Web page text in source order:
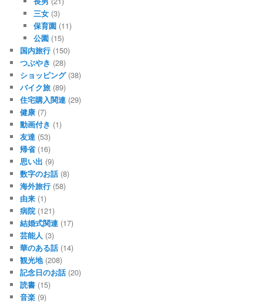
三女(3)
保育園(11)
公園(15)
国内旅行 (150)
つぶやき (28)
ショッピング(38)
バイク旅 (89)
住宅購入関連 (29)
健康 (7)
動画付き (1)
友達 (53)
帰省(16)
思い出 (9)
数字のお話 (8)
海外旅行 (58)
由来 (1)
病院 (121)
結婚式関連 (17)
芸能人 (3)
華のある話 (14)
観光地(208)
記念日のお話 (20)
読書 (15)
音楽 (9)